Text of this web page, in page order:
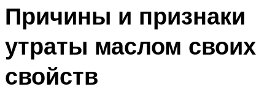
Причины и признаки
утраты маслом своих
свойств